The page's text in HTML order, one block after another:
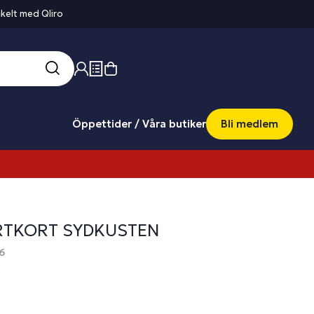
med Qliro
Öppettider / Våra butiker Bli medlem
SYDKUSTEN